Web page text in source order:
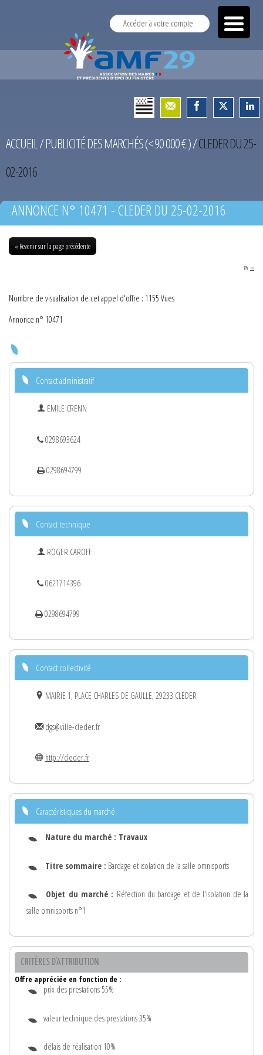
Accéder à votre compte
ACCUEIL/PUBLICITÉ DES MARCHÉS (< 90 000 € )/CLEDER DU 25-
02-2016
ANNONCE N° 10471 - CLEDER DU 25-02-2016
« Revenir sur la page précédente
PDF
Nombre de visualisation de cet appel d'offre : 1155 Vues
Annonce n° 10471
Contact administratif
EMILE CRENN
0298693624
0298694799
Contact technique
ROGER CAROFF
0621714396
0298694799
Contact collectivité
MAIRIE 1, PLACE CHARLES DE GAULLE, 29233 CLEDER
dgs@ville-cleder.fr
http://cleder.fr
Caractéristiques du marché
Nature du marché : Travaux
Titre sommaire : Bardage et isolation de la salle omnisports
Objet du marché : Réfection du bardage et de l'isolation de la
salle omnisports n°1
CRITÈRES D'ATTRIBUTION
Offre appréciée en fonction de :
prix des prestations 55%
valeur technique des prestations 35%
délais de réalisation 10%